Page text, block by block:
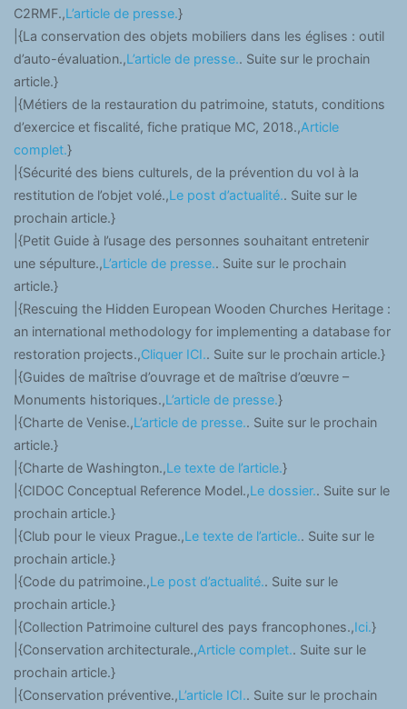
C2RMF.,L’article de presse.}
|{La conservation des objets mobiliers dans les églises : outil
d’auto-évaluation.,L’article de presse.. Suite sur le prochain
article.}
|{Métiers de la restauration du patrimoine, statuts, conditions
d’exercice et fiscalité, fiche pratique MC, 2018.,Article
complet.}
|{Sécurité des biens culturels, de la prévention du vol à la
restitution de l’objet volé.,Le post d’actualité.. Suite sur le
prochain article.}
|{Petit Guide à l’usage des personnes souhaitant entretenir
une sépulture.,L’article de presse.. Suite sur le prochain
article.}
|{Rescuing the Hidden European Wooden Churches Heritage :
an international methodology for implementing a database for
restoration projects.,Cliquer ICI.. Suite sur le prochain article.}
|{Guides de maîtrise d’ouvrage et de maîtrise d’œuvre –
Monuments historiques.,L’article de presse.}
|{Charte de Venise.,L’article de presse.. Suite sur le prochain
article.}
|{Charte de Washington.,Le texte de l’article.}
|{CIDOC Conceptual Reference Model.,Le dossier.. Suite sur le
prochain article.}
|{Club pour le vieux Prague.,Le texte de l’article.. Suite sur le
prochain article.}
|{Code du patrimoine.,Le post d’actualité.. Suite sur le
prochain article.}
|{Collection Patrimoine culturel des pays francophones.,Ici.}
|{Conservation architecturale.,Article complet.. Suite sur le
prochain article.}
|{Conservation préventive.,L’article ICI.. Suite sur le prochain